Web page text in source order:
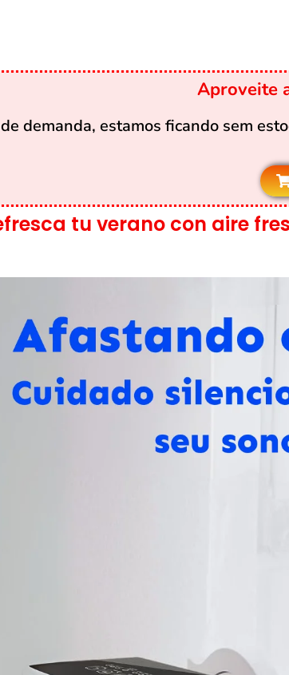
Aproveite
demanda, estamos ficando sem
tu verano con aire